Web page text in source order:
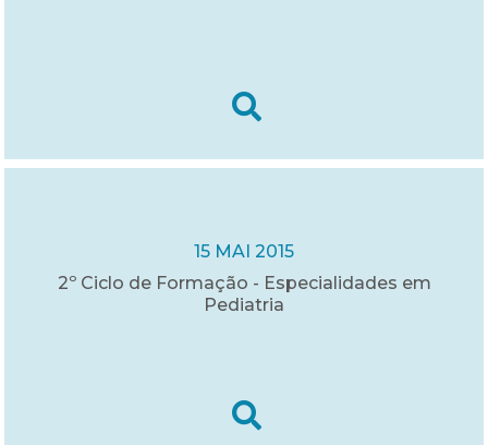
15 MAI 2015
2º Ciclo de Formação - Especialidades em
Pediatria